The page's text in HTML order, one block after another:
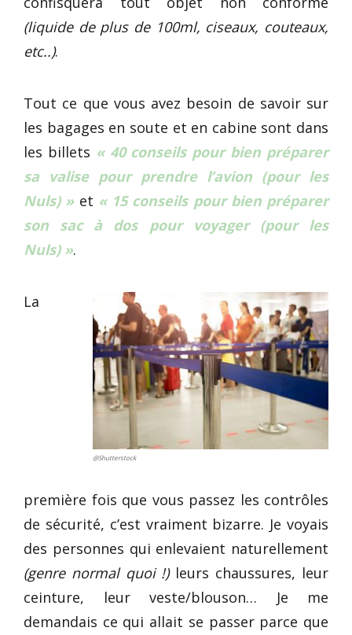
(liquide de plus de 100ml, ciseaux, couteaux,
etc..).
Tout ce que vous avez besoin de savoir sur
les bagages en soute et en cabine sont dans
les billets « 40 conseils pour bien préparer
sa valise pour prendre l’avion (pour les
Nuls) »et « 15 conseils pour bien préparer
son sac à dos pour voyager (pour les
Nuls) ».
@Shutterstock
La
première fois que vous passez les contrôles
de sécurité, c’est vraiment bizarre. Je voyais
des personnes qui enlevaient naturellement
(genre normal quoi !)leurs chaussures, leur
ceinture, leur veste/blouson… Je me
demandais ce qui allait se passer parce que